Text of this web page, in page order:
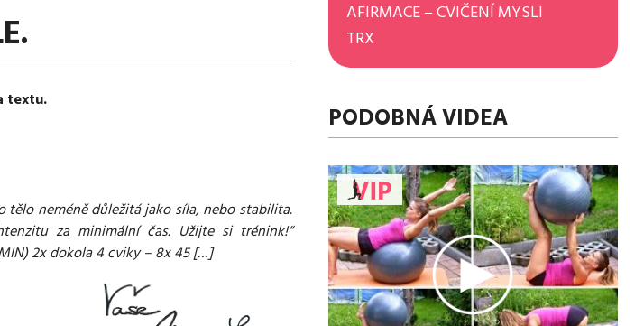
textu.
tělo neméně důležitá jako síla, nebo stabilita.
za minimální čas. Užijte si trénink!“
MIN) 2x dokola 4 cviky – 8x 45 […]
AFIRMACE – CVIČENÍ MYSLI
TRX
PODOBNÁ VIDEA